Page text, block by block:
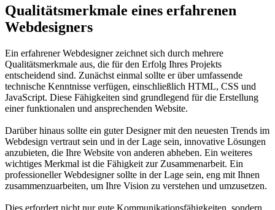
Qualitätsmerkmale eines erfahrenen
Webdesigners
Ein erfahrener Webdesigner zeichnet sich durch mehrere
Qualitätsmerkmale aus, die für den Erfolg Ihres Projekts
entscheidend sind. Zunächst einmal sollte er über umfassende
technische Kenntnisse verfügen, einschließlich HTML, CSS und
JavaScript. Diese Fähigkeiten sind grundlegend für die Erstellung
einer funktionalen und ansprechenden Website.
Darüber hinaus sollte ein guter Designer mit den neuesten Trends im
Webdesign vertraut sein und in der Lage sein, innovative Lösungen
anzubieten, die Ihre Website von anderen abheben. Ein weiteres
wichtiges Merkmal ist die Fähigkeit zur Zusammenarbeit. Ein
professioneller Webdesigner sollte in der Lage sein, eng mit Ihnen
zusammenzuarbeiten, um Ihre Vision zu verstehen und umzusetzen.
Dies erfordert nicht nur gute Kommunikationsfähigkeiten, sondern